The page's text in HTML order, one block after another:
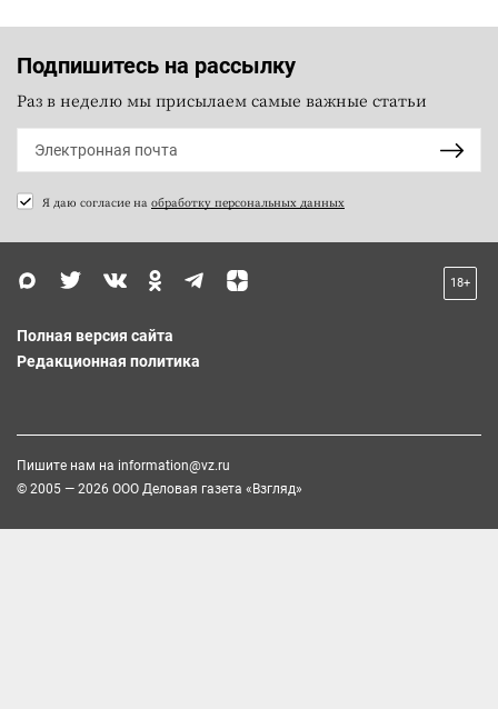
Подпишитесь на рассылку
Раз в неделю мы присылаем самые важные статьи
Я даю согласие на обработку персональных данных
18+
Полная версия сайта
Редакционная политика
Пишите нам на information@vz.ru
© 2005 — 2026 ООО Деловая газета «Взгляд»